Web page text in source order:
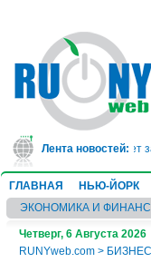
Лента новостей:
в тюрьму на 10 лет
ГЛАВНАЯ НЬЮ-ЙОРК
ЭКОНОМИКА И
Четверг, 6 Августа 2026
RUNYweb.com > БИЗНЕС